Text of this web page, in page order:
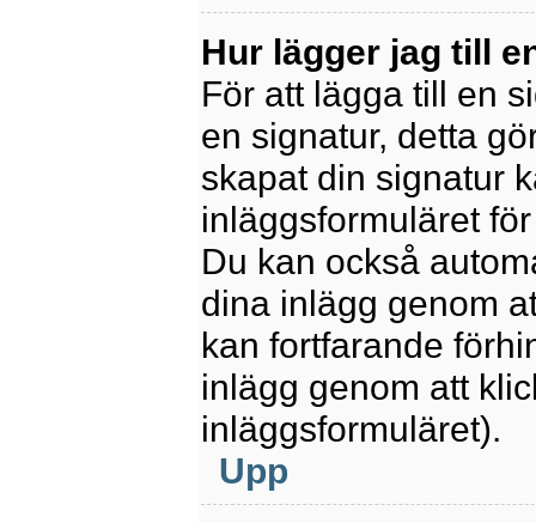
Hur lägger jag till
För att lägga till en
en signatur, detta
skapat din signatur
inläggsformuläret
Du kan också
dina inlägg genom
kan fortfarande
inlägg genom att
inläggsformuläret).
Upp